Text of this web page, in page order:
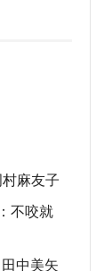
麻友子
不咬就
中美矢